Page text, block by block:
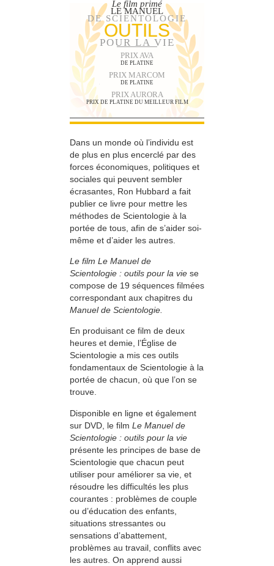
Le film primé
LE MANUEL
DE SCIENTOLOGIE
OUTILS
POUR LA VIE
PRIX AVA
DE PLATINE
PRIX MARCOM
DE PLATINE
PRIX AURORA
PRIX DE PLATINE DU MEILLEUR FILM
Dans un monde où l’individu est
de plus en plus encerclé par des
forces économiques, politiques et
sociales qui peuvent sembler
écrasantes, Ron Hubbard a fait
publier ce livre pour mettre les
méthodes de Scientologie à la
portée de tous, afin de s’aider soi-
même et d’aider les autres.
Le film Le Manuel de
Scientologie : outils pour la vie se
compose de 19 séquences filmées
correspondant aux chapitres du
Manuel de Scientologie.
En produisant ce film de deux
heures et demie, l’Église de
Scientologie a mis ces outils
fondamentaux de Scientologie à la
portée de chacun, où que l’on se
trouve.
Disponible en ligne et également
sur DVD, le film Le Manuel de
Scientologie : outils pour la vie
présente les principes de base de
Scientologie que chacun peut
utiliser pour améliorer sa vie, et
résoudre les difficultés les plus
courantes : problèmes de couple
ou d’éducation des enfants,
situations stressantes ou
sensations d’abattement,
problèmes au travail, conflits avec
les autres. On apprend aussi